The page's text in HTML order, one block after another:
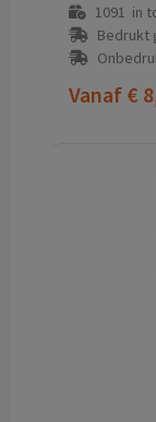
1091 in
Bedrukt
Vanaf €